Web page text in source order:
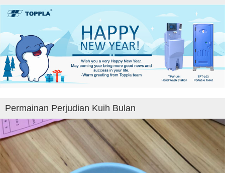
Permainan Perjudian Kuih Bulan